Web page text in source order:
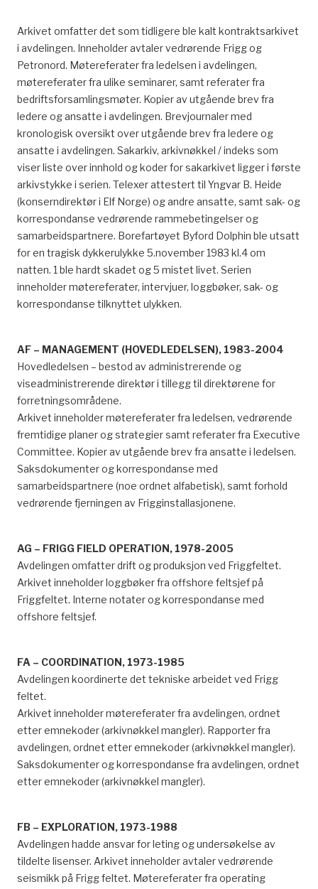
Arkivet omfatter det som tidligere ble kalt kontraktsarkivet
i avdelingen. Inneholder avtaler vedrørende Frigg og
Petronord. Møtereferater fra ledelsen i avdelingen,
møtereferater fra ulike seminarer, samt referater fra
bedriftsforsamlingsmøter. Kopier av utgående brev fra
ledere og ansatte i avdelingen. Brevjournaler med
kronologisk oversikt over utgående brev fra ledere og
ansatte i avdelingen. Sakarkiv, arkivnøkkel / indeks som
viser liste over innhold og koder for sakarkivet ligger i første
arkivstykke i serien. Telexer attestert til Yngvar B. Heide
(konserndirektør i Elf Norge) og andre ansatte, samt sak- og
korrespondanse vedrørende rammebetingelser og
samarbeidspartnere. Borefartøyet Byford Dolphin ble utsatt
for en tragisk dykkerulykke 5.november 1983 kl.4 om
natten. 1 ble hardt skadet og 5 mistet livet. Serien
inneholder møtereferater, intervjuer, loggbøker, sak- og
korrespondanse tilknyttet ulykken.
AF – MANAGEMENT (HOVEDLEDELSEN), 1983-2004
Hovedledelsen – bestod av administrerende og
viseadministrerende direktør i tillegg til direktørene for
forretningsområdene.
Arkivet inneholder møtereferater fra ledelsen, vedrørende
fremtidige planer og strategier samt referater fra Executive
Committee. Kopier av utgående brev fra ansatte i ledelsen.
Saksdokumenter og korrespondanse med
samarbeidspartnere (noe ordnet alfabetisk), samt forhold
vedrørende fjerningen av Frigginstallasjonene.
AG – FRIGG FIELD OPERATION, 1978-2005
Avdelingen omfatter drift og produksjon ved Friggfeltet.
Arkivet inneholder loggbøker fra offshore feltsjef på
Friggfeltet. Interne notater og korrespondanse med
offshore feltsjef.
FA – COORDINATION, 1973-1985
Avdelingen koordinerte det tekniske arbeidet ved Frigg
feltet.
Arkivet inneholder møtereferater fra avdelingen, ordnet
etter emnekoder (arkivnøkkel mangler). Rapporter fra
avdelingen, ordnet etter emnekoder (arkivnøkkel mangler).
Saksdokumenter og korrespondanse fra avdelingen, ordnet
etter emnekoder (arkivnøkkel mangler).
FB – EXPLORATION, 1973-1988
Avdelingen hadde ansvar for leting og undersøkelse av
tildelte lisenser. Arkivet inneholder avtaler vedrørende
seismikk på Frigg feltet. Møtereferater fra operating